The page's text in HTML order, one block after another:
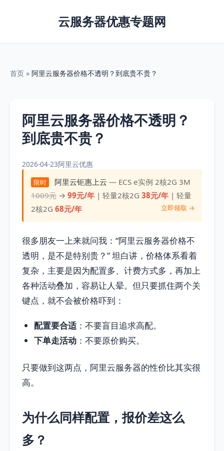
云服务器优惠专题网
首页 » 阿里云服务器价格不透明？到底贵不贵？
阿里云服务器价格不透明？
到底贵不贵？
2026-04-23阿里云优惠
限时 阿里云钜惠上云 — ECS e实例 2核2G 3M
1009元 →99元/年 | 轻量2核2G38元/年 | 轻量
2核2G68元/年 立即领取 →
很多朋友一上来就问我：“阿里云服务器价格不
透明，是不是特别贵？” 坦白讲，价格体系看着
复杂，主要是因为配置多、计费方式多，再加上
各种活动叠加，容易让人晕。但只要抓住两个关
键点，就不会被价格吓到：
配置要合适 ：不要盲目追求高配。
下单走活动 ：不要原价购买。
只要做到这两点，阿里云服务器的性价比其实很
高。
为什么同样配置，报价差这么
多？